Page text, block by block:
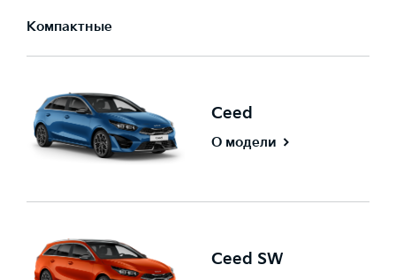
Компактные
Ceed
О модели
Ceed SW